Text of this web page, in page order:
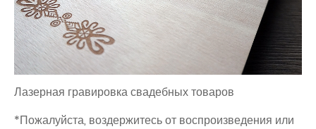
Лазерная гравировка свадебных товаров
*Пожалуйста, воздержитесь от воспроизведения или